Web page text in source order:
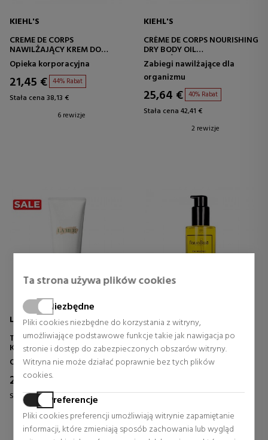
Ta strona używa plików cookies
Niezbędne
Pliki cookies niezbędne do korzystania z witryny,
umożliwiające podstawowe funkcje takie jak nawigacja po
stronie i dostęp do zabezpieczonych obszarów witryny.
Witryna nie może działać poprawnie bez tych plików
cookies.
Preferencje
Pliki cookies preferencji umożliwiają witrynie zapamiętanie
informacji, które zmieniają sposób zachowania lub wygląd
KIEHL'S
CREME DE CORPS
NAWILŻAJĄCY KREM DO
CIAŁA
Opieka korporacyjna
21,45 € 44% Rabat
Stała cena 38,13 €
6 rewizje
KIEHL'S
CRÈME DE CORPS NOURISHING
DRY BODY OIL
NAWILŻAJĄCY ZABIEG NA
CIAŁO
Zabiegi nawilżające dla
organizmu
25,64 € 40% Rabat
Stała cena 42,41 €
2 rewizje
LA MER
THE BODY CREAM
KREM DO CIAŁA
Opieka korporacyjna
210,94 €
Stała cena 331,41 €
3 rewizje
NATURA BISSÉ
ENERGIZING DRY OIL
Opieka korporacyjna
Stała cena 62,00 €
4 rewizje